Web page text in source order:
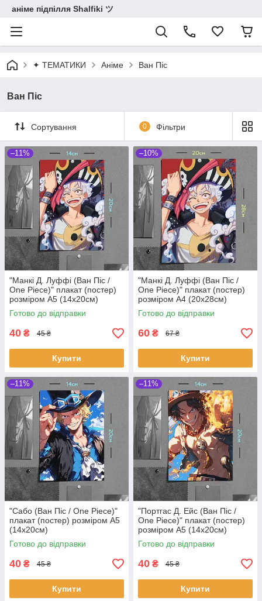
аніме підпілля Shalfiki ツ
✦ ТЕМАТИКИ Аніме Ван Піс
Ван Піс
Сортування 0 Фільтри
–11%
"Манкі Д. Луффі (Ван Піс /
One Piece)" плакат (постер)
розміром А5 (14х20см)
Готово до відправки
40 ₴ 45 ₴
Купити
–10%
"Манкі Д. Луффі (Ван Піс /
One Piece)" плакат (постер)
розміром А4 (20х28см)
Готово до відправки
60 ₴ 67 ₴
Купити
–11%
"Сабо (Ван Піс / One Piece)"
плакат (постер) розміром А5
(14х20см)
Готово до відправки
40 ₴ 45 ₴
Купити
–11%
"Портгас Д. Ейс (Ван Піс /
One Piece)" плакат (постер)
розміром А5 (14х20см)
Готово до відправки
40 ₴ 45 ₴
Купити